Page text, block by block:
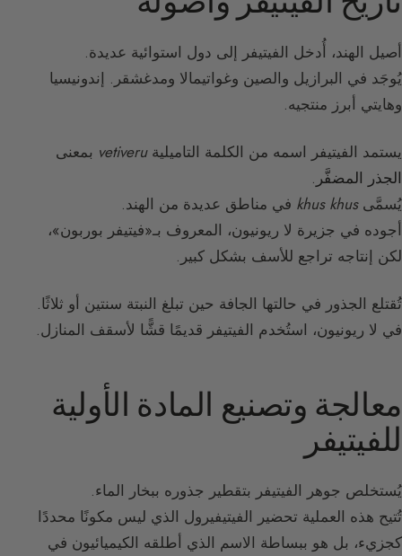
أصيل الهند، أُدخل الفيتيفر إلى دول استوائية عديدة.
يُوجَد في البرازيل والصين وغواتيمالا ومدغشقر. إندونيسيا
وهايتي أبرز منتجيه.
يستمد الفيتيفر اسمه من الكلمة التاميليةvetiveru بمعنى
الجذر المضفَّر .
يُسمَّىkhus khus في مناطق عديدة من الهند.
أجوده في جزيرة لا ريونيون، المعروف بـ«فيتيفر بوربون»،
لكن إنتاجه تراجع للأسف بشكل كبير.
تُقتلع الجذور في حالتها الجافة حين تبلغ النبتة سنتين أو ثلاثًا.
في لا ريونيون، استُخدم الفيتيفر قديمًا قشًّا لأسقف المنازل.
معالجة وتصنيع المادة الأولية
للفيتيفر
يُستخلص جوهر الفيتيفر بتقطير جذوره ببخار الماء.
تُتيح هذه العملية تحضير الفيتيفيرول الذي ليس مكونًا محددًا
كجزيء، بل هو ببساطة الاسم الذي أطلقه الكيميائيون في